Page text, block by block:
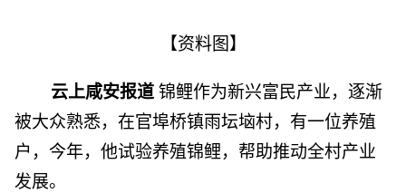
【资料图】
云上咸安报道 锦鲤作为新兴富民产业，逐渐
被大众熟悉，在官埠桥镇雨坛垴村，有一位养殖
户，今年，他试验养殖锦鲤，帮助推动全村产业
发展。